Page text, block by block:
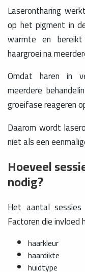
Laserontharing
op het pigment in
warmte en
haargroei na
Omdat haren in
meerdere
groeifase reageren
Daarom wordt
niet als een
Hoeveel
nodig?
Het aantal
Factoren die invloed
haarkleur
haardikte
huidtype